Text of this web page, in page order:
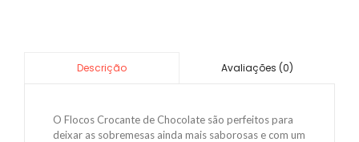
Descrição Avaliações (0)
O Flocos Crocante de Chocolate são perfeitos para
deixar as sobremesas ainda mais saborosas e com um